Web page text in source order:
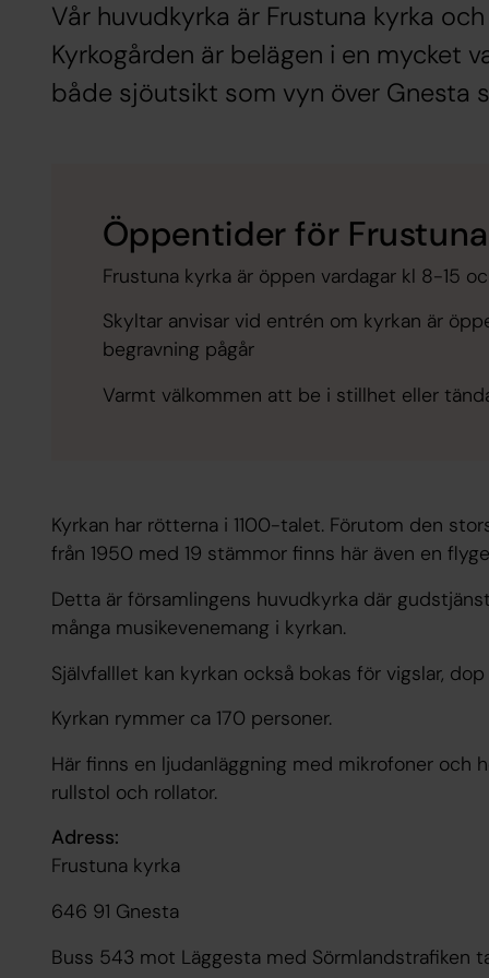
Vår huvudkyrka är Frustuna kyrka
Kyrkogården är belägen i en mycket
både sjöutsikt som vyn över Gnesta
Öppentider för
Frustuna kyrka är öppen vardagar kl 8-15
Skyltar anvisar vid entrén om kyrkan är
begravning pågår
Varmt välkommen att be i stillhet eller
Kyrkan har rötterna i 1100-talet. Förutom den
från 1950 med 19 stämmor finns här även en
Detta är församlingens huvudkyrka där
många musikevenemang i kyrkan.
Självfalllet kan kyrkan också bokas för vigslar,
Kyrkan rymmer ca 170 personer.
Här finns en ljudanläggning med mikrofoner och
rullstol och rollator.
Adress:
Frustuna kyrka
646 91 Gnesta
Buss 543 mot Läggesta med Sörmlandstrafiken